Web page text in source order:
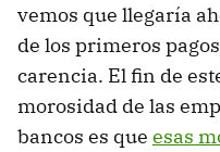
vemos que llegaría
de los primeros
carencia. El fin de
morosidad de las
bancos es que esas